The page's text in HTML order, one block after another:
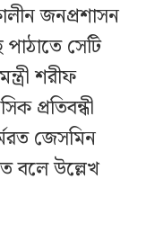
জনপ্রশাসন
পাঠাতে সেটি
শরীফ
প্রতিবন্ধী
জেসমিন
বলে উল্লেখ